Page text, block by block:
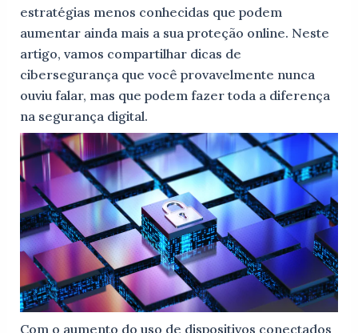
estratégias menos conhecidas que podem
aumentar ainda mais a sua proteção online. Neste
artigo, vamos compartilhar dicas de
cibersegurança que você provavelmente nunca
ouviu falar, mas que podem fazer toda a diferença
na segurança digital.
Com o aumento do uso de dispositivos conectados